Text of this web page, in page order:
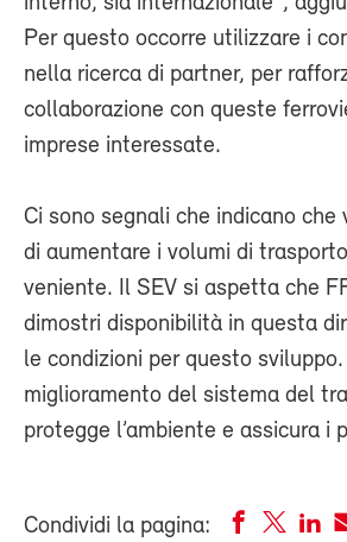
Per questo occorre utilizzare i
nella ricerca di partner, per
collaborazione con queste
imprese interessate.
Ci sono segnali che indicano
di aumentare i volumi di
veniente. Il SEV si aspetta che
dimostri disponibilità in questa
le condizioni per questo
miglioramento del sistema del
protegge l’ambiente e assicura i
Condividi la pagina: